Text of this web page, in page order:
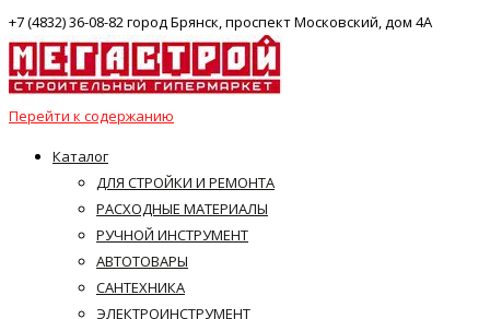
+7 (4832) 36-08-82 город Брянск, проспект Московский, дом 4А
Перейти к содержанию
Каталог
ДЛЯ СТРОЙКИ И РЕМОНТА
РАСХОДНЫЕ МАТЕРИАЛЫ
РУЧНОЙ ИНСТРУМЕНТ
АВТОТОВАРЫ
САНТЕХНИКА
ЭЛЕКТРОИНСТРУМЕНТ